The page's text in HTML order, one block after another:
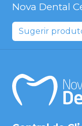
Nova Dental
Sugerir